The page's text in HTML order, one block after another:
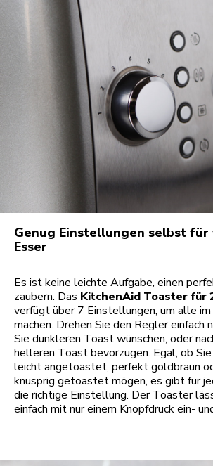
Genug Einstellungen selbst
Esser
Es ist keine leichte Aufgabe, einen
zaubern. Das KitchenAid Toaster für
verfügt über 7 Einstellungen, um alle im
machen. Drehen Sie den Regler einfach
Sie dunkleren Toast wünschen, oder
helleren Toast bevorzugen. Egal, ob
leicht angetoastet, perfekt goldbraun
knusprig getoastet mögen, es gibt für
die richtige Einstellung. Der Toaster
einfach mit nur einem Knopfdruck ein-